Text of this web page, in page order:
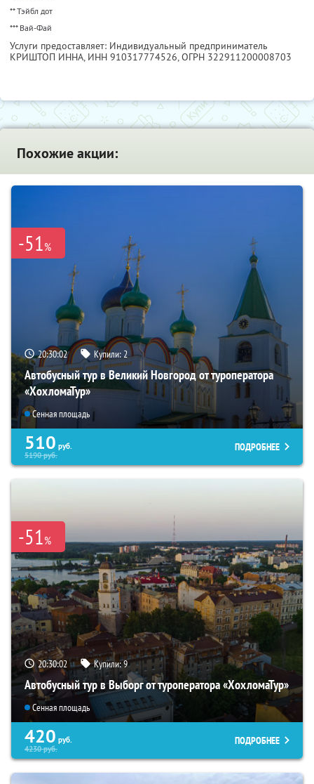
** Тэйбл дот
*** Вай-Фай
Услуги предоставляет: Индивидуальный предприниматель
КРИШТОП ИННА, ИНН 910317774526, ОГРН 322911200008703
Похожие акции:
-51%
20:30:01 Купили:2
Автобусный тур в Великий Новгород от туроператора
«ХохломаТур»
Сенная площадь
510 руб.
5190руб.
ПОДРОБНЕЕ
-51%
20:30:01 Купили:9
Автобусный тур в Выборг от туроператора «ХохломаТур»
Сенная площадь
420 руб.
4230руб.
ПОДРОБНЕЕ